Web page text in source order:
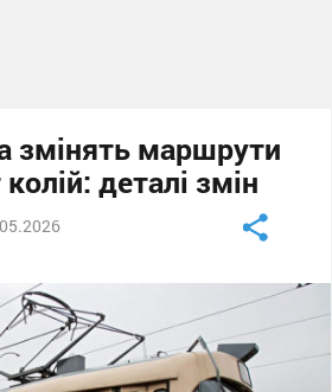
змінять маршрути
деталі змін